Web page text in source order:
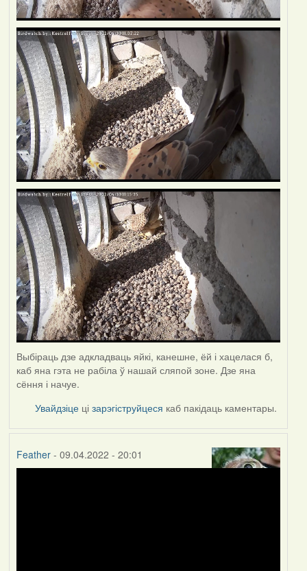
Выбіраць дзе адкладваць яйкі, канешне, ёй і хацелася б,
каб яна гэта не рабіла ў нашай сляпой зоне. Дзе яна
сёння і начуе.
Увайдзіце цізарэгіструйцеся каб пакідаць каментары.
Feather- 09.04.2022 - 20:01